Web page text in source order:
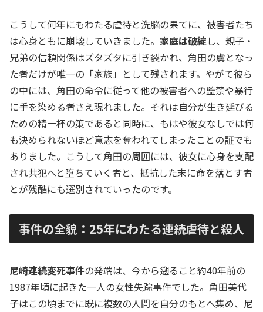
こうして何年にもわたる虐待と洗脳の果てに、被害者たち
は心身ともに崩壊していきました。 家庭は破綻し、親子・
兄弟の信頼関係はズタズタに引き裂かれ、角田の虜となっ
た者だけが唯一の「家族」として残されます。やがて彼ら
の中には、角田の命令に従って他の被害者への監禁や暴行
に手を染める者さえ現れました。それは自分が生き延びる
ための精一杯の策であると同時に、もはや彼女なしでは何
も決められないほど意志を奪われてしまったことの証でも
ありました。こうして角田の周囲には、彼女に心身を支配
され共犯へと堕ちていく者と、抵抗した末に命を落とす者
とが残酷にも選別されていったのです。
事件の全貌：25年にわたる連続虐待と殺人
尼崎連続変死事件の発端は、今から遡ること約40年前の
1987年頃に起きた一人の女性失踪事件でした。角田美代
子はこの頃までに既に複数の人間を自分のもとへ集め、尼